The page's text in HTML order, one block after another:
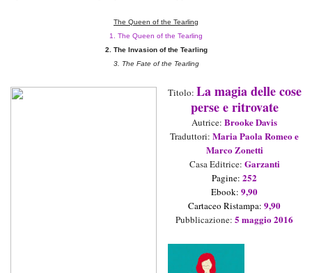
The Queen of the Tearling
1. The Queen of the Tearling
2. The Invasion of the Tearling
3. The Fate of the Tearling
Titolo: La magia delle cose
perse e ritrovate
Autrice:Brooke Davis
Traduttori:Maria Paola Romeo e
Marco Zonetti
Casa Editrice: Garzanti
Pagine:252
Ebook: 9,90
Cartaceo Ristampa: 9,90
Pubblicazione:5 maggio2016